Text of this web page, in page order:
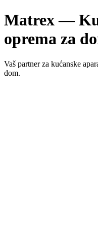
Matrex —
oprema za
Vaš partner za kućanske
dom.